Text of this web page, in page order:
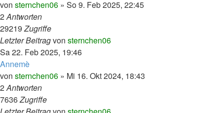
von sternchen06 » So 9. Feb 2025, 22:45
2Antworten
29219Zugriffe
Letzter Beitragvon sternchen06
Sa 22. Feb 2025, 19:46
Annemè
von sternchen06 » Mi 16. Okt 2024, 18:43
2Antworten
7636Zugriffe